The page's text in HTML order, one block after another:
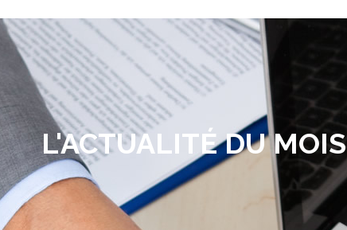
L'ACTUALITÉ DU MOIS